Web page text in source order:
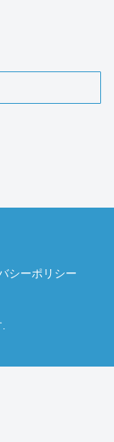
シーポリシー